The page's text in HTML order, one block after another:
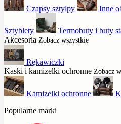
Czapsy sztylpy Inne
Sztyblety
Termobuty i buty
Akcesoria Zobacz wszystkie
Rękawiczki
Kaski i kamizelki ochronne Zobacz
Kamizelki ochronne
Popularne marki